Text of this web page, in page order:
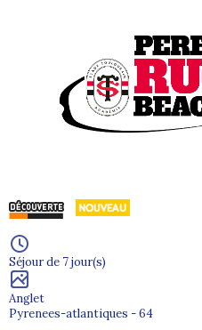
Séjour de 7 jour(s)
Anglet
Pyrenees-atlantiques - 64